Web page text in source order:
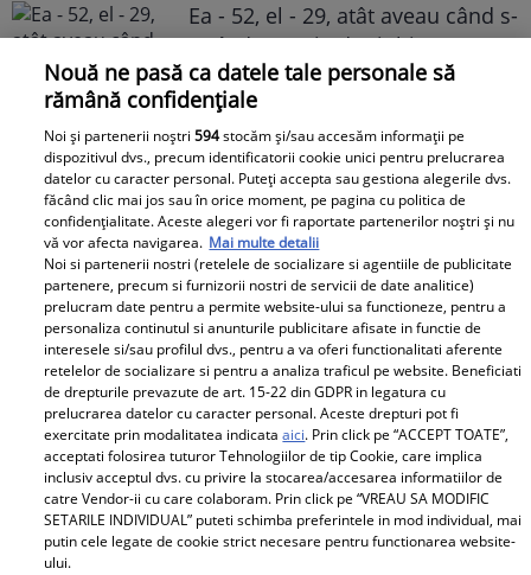
Ea - 52, el - 29, atât aveau când s-
au îndrăgostit, dar iubirea nu a
rezistat. La 6 luni de la
despărțirea de Octavian Ene, uite
cum a răspuns Daniela Nane la
o întrebare incomodă! ȘAH MAT!
Cabral rupe tăcerea după
divorțul de Andreea Ibacka. „Nu
mi-a convenit să spun asta cu
voce tare. M-a afectat”
Nouă ne pasă ca datele tale personale să
rămână confidențiale
Noi și partenerii noștri594stocăm și/sau accesăm informații pe
dispozitivul dvs., precum identificatorii cookie unici pentru prelucrarea
datelor cu caracter personal. Puteți accepta sau gestiona alegerile dvs.
făcând clic mai jos sau în orice moment, pe pagina cu politica de
confidențialitate. Aceste alegeri vor fi raportate partenerilor noștri și nu
vă vor afecta navigarea. Mai multe detalii
Noi si partenerii nostri (retelele de socializare si agentiile de publicitate
partenere, precum si furnizorii nostri de servicii de date analitice)
prelucram date pentru a permite website-ului sa functioneze, pentru a
personaliza continutul si anunturile publicitare afisate in functie de
interesele si/sau profilul dvs., pentru a va oferi functionalitati aferente
retelelor de socializare si pentru a analiza traficul pe website. Beneficiati
de drepturile prevazute de art. 15-22 din GDPR in legatura cu
prelucrarea datelor cu caracter personal. Aceste drepturi pot fi
exercitate prin modalitatea indicataaici. Prin click pe “ACCEPT TOATE”,
acceptati folosirea tuturor Tehnologiilor de tip Cookie, care implica
inclusiv acceptul dvs. cu privire la stocarea/accesarea informatiilor de
catre Vendor-ii cu care colaboram. Prin click pe “VREAU SA MODIFIC
SETARILE INDIVIDUAL” puteti schimba preferintele in mod individual, mai
putin cele legate de cookie strict necesare pentru functionarea website-
ului.